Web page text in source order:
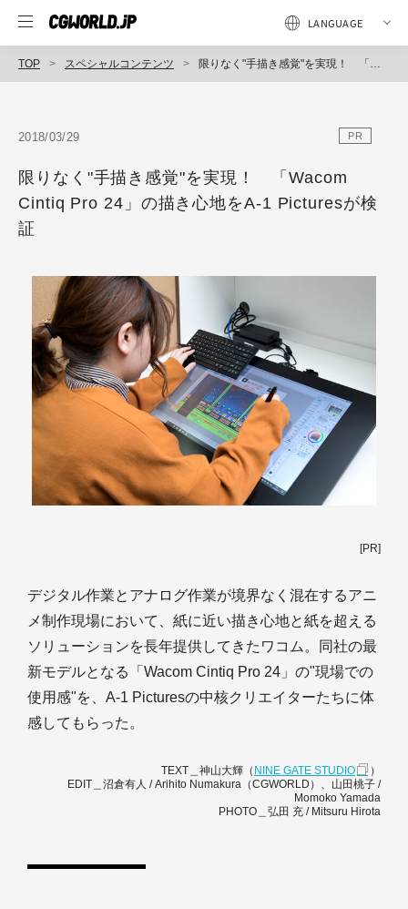
TOP スペシャルコンテンツ 限りなく"手描き感覚"を実現！ 「Wacom Cintiq Pro 24」の描き心地をA-1 Picturesが検証
2018/03/29 PR
限りなく"手描き感覚"を実現！ 「Wacom
Cintiq Pro 24」の描き心地をA-1 Picturesが検
証
[PR]
デジタル作業とアナログ作業が境界なく混在するアニ
メ制作現場において、紙に近い描き心地と紙を超える
ソリューションを長年提供してきたワコム。同社の最
新モデルとなる「Wacom Cintiq Pro 24」の"現場での
使用感"を、A-1 Picturesの中核クリエイターたちに体
感してもらった。
TEXT＿神山大輝（ NINE GATE STUDIO
）
EDIT＿沼倉有人 / Arihito Numakura（CGWORLD）、山田桃子 /
Momoko Yamada
PHOTO＿弘田 充 / Mitsuru Hirota